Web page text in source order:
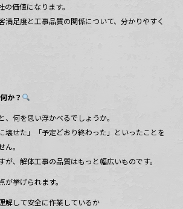
価値になります。
満足度と工事品質の関係について、分かりやすく
か？
、何を思い浮かべるでしょうか。
壊せた」「予定どおり終わった」といったことを
。
が、解体工事の品質はもっと幅広いものです。
挙げられます。
解して安全に作業しているか